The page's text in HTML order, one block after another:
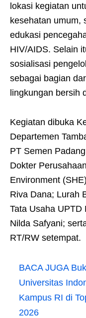
lokasi kegiatan
kesehatan umum,
edukasi
HIV/AIDS. Selain
sosialisasi
sebagai bagian
lingkungan bersih
Kegiatan dibuka
Departemen
PT Semen
Dokter
Environment
Riva Dana; Lurah
Tata Usaha UPTD
Nilda Safyani;
RT/RW setempat.
BACA JUGA
Universitas
Kampus RI di
2026